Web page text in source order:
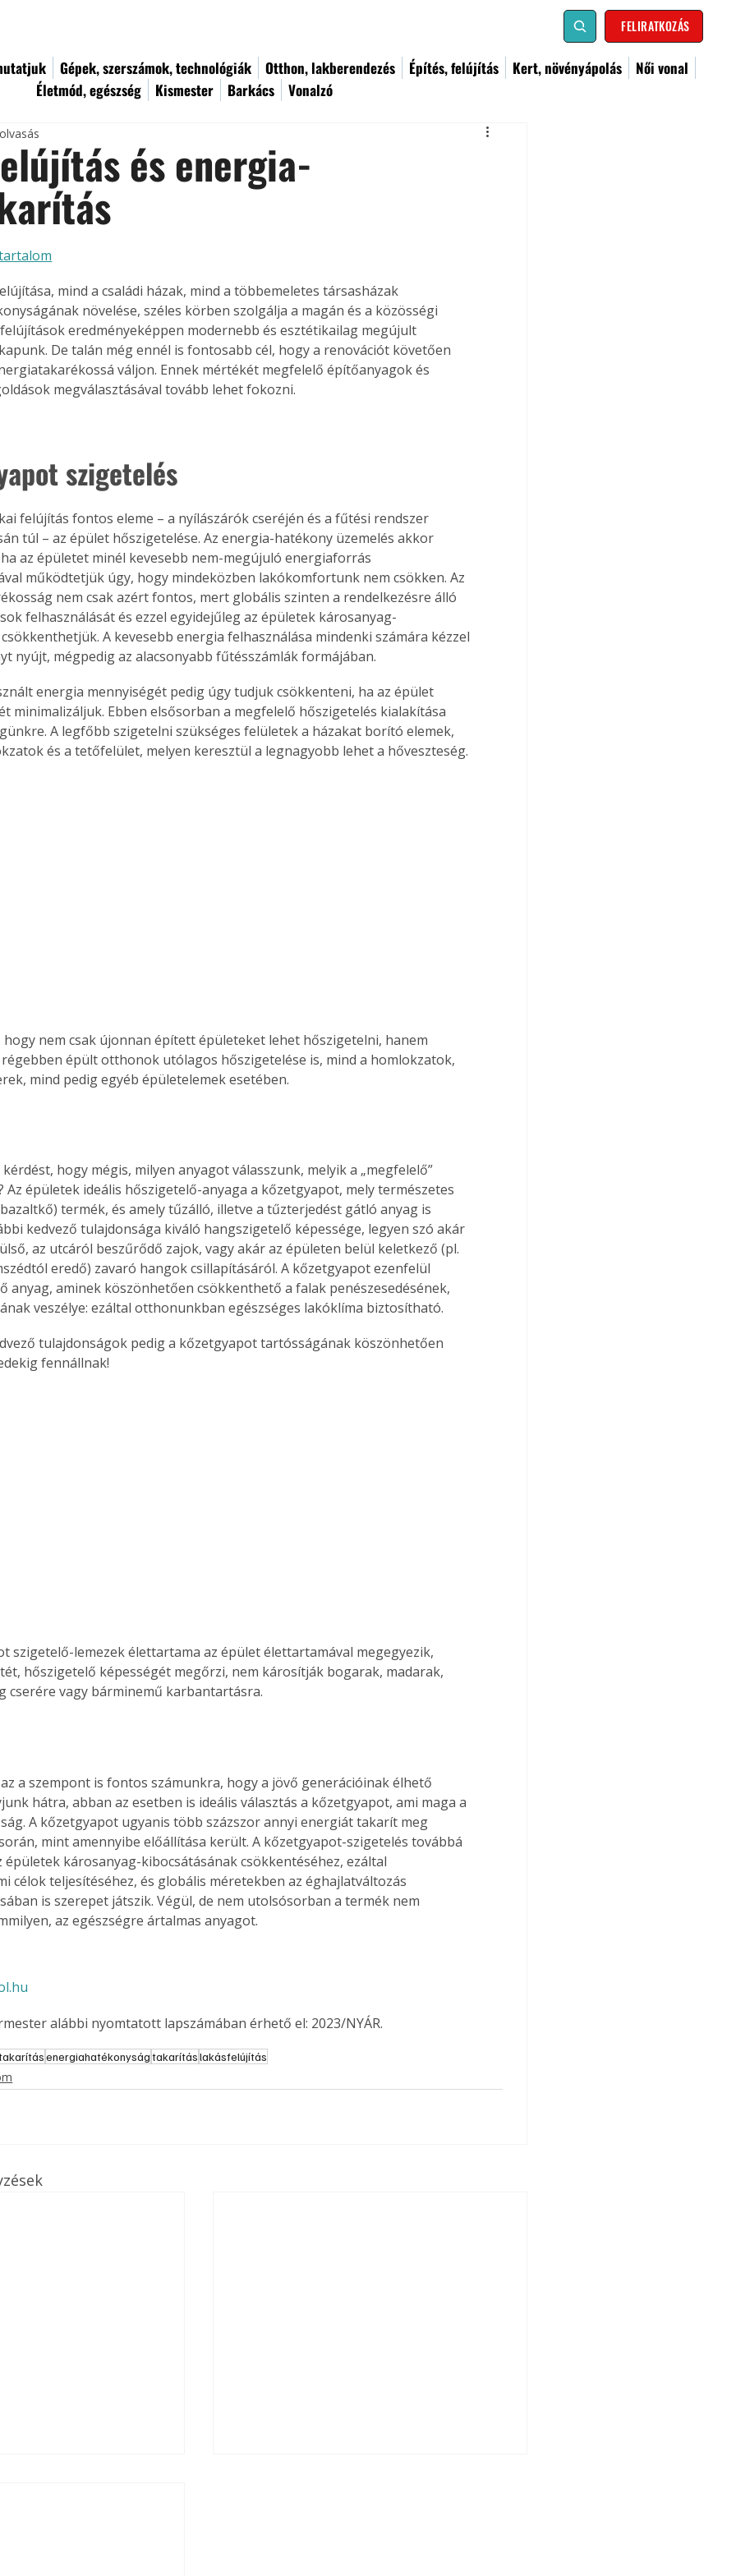
FELIRATKOZÁS
Gépek, szerszámok, technológiák Otthon, lakberendezés Építés, felújítás Kert, növényápolás
Női vonal
Életmód, egészség
Kismester Barkács Vonalzó
új,
egyedi
is
Bárhol,
élve
az
A
megrendelhetők!
és energia-
mind a családi házak, mind a többemeletes társasházak
növelése, széles körben szolgálja a magán és a közösségi
eredményeképpen modernebb és esztétikailag megújult
De talán még ennél is fontosabb cél, hogy a renovációt követően
váljon. Ennek mértékét megfelelő építőanyagok és
megválasztásával tovább lehet fokozni.
szigetelés
felújítás fontos eleme – a nyílászárók cseréjén és a fűtési rendszer
túl – az épület hőszigetelése. Az energia-hatékony üzemelés akkor
az épületet minél kevesebb nem-megújuló energiaforrás
működtetjük úgy, hogy mindeközben lakókomfortunk nem csökken. Az
nem csak azért fontos, mert globális szinten a rendelkezésre álló
felhasználását és ezzel egyidejűleg az épületek károsanyag-
A kevesebb energia felhasználása mindenki számára kézzel
nyújt, mégpedig az alacsonyabb fűtésszámlák formájában.
energia mennyiségét pedig úgy tudjuk csökkenteni, ha az épület
minimalizáljuk. Ebben elsősorban a megfelelő hőszigetelés kialakítása
A legfőbb szigetelni szükséges felületek a házakat borító elemek,
és a tetőfelület, melyen keresztül a legnagyobb lehet a hőveszteség.
hogy nem csak újonnan épített épületeket lehet hőszigetelni, hanem
épült otthonok utólagos hőszigetelése is, mind a homlokzatok,
mind pedig egyéb épületelemek esetében.
hogy mégis, milyen anyagot válasszunk, melyik a „megfelelő”
Az épületek ideális hőszigetelő-anyaga a kőzetgyapot, mely természetes
termék, és amely tűzálló, illetve a tűzterjedést gátló anyag is
kedvező tulajdonsága kiváló hangszigetelő képessége, legyen szó akár
az utcáról beszűrődő zajok, vagy akár az épületen belül keletkező (pl.
eredő) zavaró hangok csillapításáról. A kőzetgyapot ezenfelül
anyag, aminek köszönhetően csökkenthető a falak pené­szesedésének,
veszélye: ezáltal otthonunkban egészséges lakóklíma biztosítható.
tulajdonságok pedig a kőzetgyapot tartósságának köszönhetően
fennállnak!
szigetelő-lemezek élettartama az épület élettartamával megegyezik,
hőszigetelő képességét megőrzi, nem károsítják bogarak, madarak,
cserére vagy bárminemű karbantartásra.
a szempont is fontos számunkra, hogy a jövő generációinak élhető
hátra, abban az esetben is ideális választás a kőzetgyapot, ami maga a
A kőzetgyapot ugyanis több százszor annyi energiát takarít meg
mint amennyibe előállítása került. A kőzetgyapot-szigetelés továbbá
épületek károsanyag-kibocsátásának csökkentéséhez, ezáltal
célok teljesítéséhez, és globális méretekben az éghajlatváltozás
is szerepet játszik. Végül, de nem utolsósorban a termék nem
az egészségre ártalmas anyagot.
alábbi nyomtatott lapszámában érhető el: 2023/NYÁR.
energiahatékonyságtakarításlakásfelújítás